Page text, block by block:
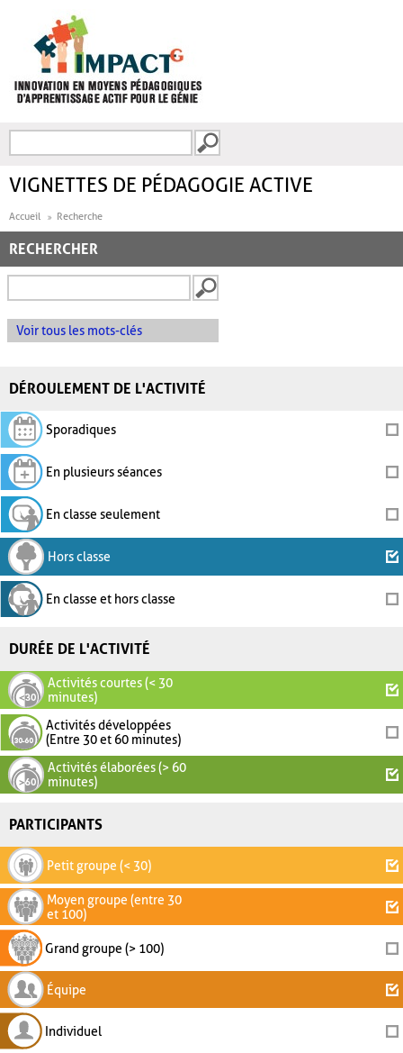
FORMULAIRE DE
VIGNETTES DE PÉDAGOGIE ACTIVE
Accueil Recherche
RECHERCHER
Voir tous les mots-clés
DÉROULEMENT DE L'ACTIVITÉ
Sporadiques
En plusieurs séances
En classe seulement
Hors classe
En classe et hors classe
DURÉE DE L'ACTIVITÉ
Activités courtes (< 30
minutes)
Activités développées
(Entre 30 et 60 minutes)
Activités élaborées (> 60
minutes)
PARTICIPANTS
Petit groupe (< 30)
Moyen groupe (entre 30
et 100)
Grand groupe (> 100)
Équipe
Individuel